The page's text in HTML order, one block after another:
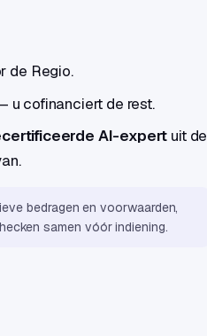
de Regio.
u cofinanciert de rest.
AI-expert uit de
bedragen en voorwaarden,
samen vóór indiening.